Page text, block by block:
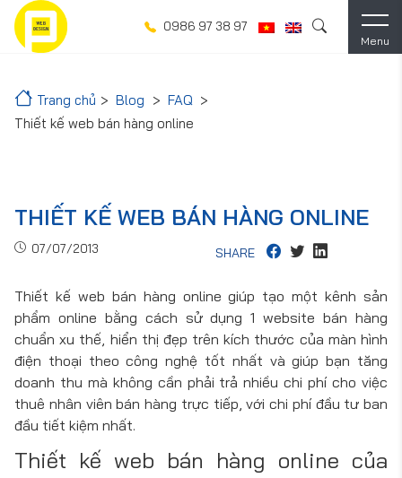
Menu
0986 97 38 97
Trang chủ Blog
FAQ
Thiết kế web bán hàng online
THIẾT KẾ WEB BÁN HÀNG ONLINE
07/07/2013 SHARE
Thiết kế web bán hàng online giúp tạo một kênh sản
phẩm online bằng cách sử dụng 1 website bán hàng
chuẩn xu thế, hiển thị đẹp trên kích thước của màn hình
điện thoại theo công nghệ tốt nhất và giúp bạn tăng
doanh thu mà không cần phải trả nhiều chi phí cho việc
thuê nhân viên bán hàng trực tiếp, với chi phí đầu tư ban
đầu tiết kiệm nhất.
Thiết kế web bán hàng online của